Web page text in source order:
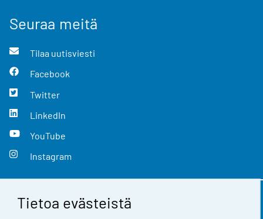
Tietoa evästeistä
Seuraa meitä
Tilaa uutisviesti
Facebook
Twitter
LinkedIn
YouTube
Instagram
Yhteystiedot